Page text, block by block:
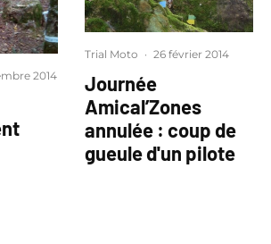
2014
Trial Moto · 26 février 2014
Journée
Amical’Zones
annulée : coup de
gueule d'un pilote